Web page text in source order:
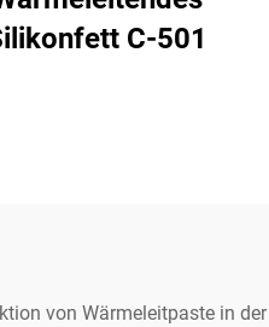
C-501
von Wärmeleitpaste in